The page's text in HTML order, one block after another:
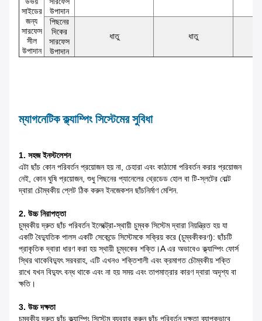
সাইডের
জন্য
সারফেস
সীল
উপাদান
উপাদান
পিছনের
দিকের
সারফেস
উপাদান
ধাতু ধাতু
ম্যাগনেটিক ক্ল্যাম্পিং সিস্টেমের সুবিধা
1. সহজ ইনস্টলেশন
এটা ছাঁচ কোন পরিবর্তন প্রয়োজন হয় না, চেহারা এবং কাঠামো পরিবর্তন করার প্রয়োজন
নেই, কোন ঘুষি প্রয়োজন, শুধু পিছনের প্যানেলের থ্রেডেড হোল বা টি-স্লটের বোল্ট
দ্বারা চৌম্বকীয় প্লেট ঠিক করুনইনজেকশন ছাঁচনির্মাণ মেশিন.
2. উচ্চ নিরাপত্তা
চুম্বকীয় দ্রুত ছাঁচ পরিবর্তন ইলেক্ট্রো-স্থায়ী চুম্বক সিস্টেম দ্বারা নিয়ন্ত্রিত হয় যা
একটিবৈদ্যুতিক পালস একটি সেকেন্ডে সিস্টেমকে সক্রিয় করে (চুম্বকীকরণ): ছাঁচটি
প্রাকৃতিক দ্বারা ধারণ করা হয়স্থায়ী চুম্বকের শক্তি।A এর অভাবেও ক্ল্যাম্পিং ফোর্স
স্থির থাকেবিদ্যুৎ সরবরাহ, এটি এখনও শক্তিশালী এবং ক্রমাগত চৌম্বকীয় শক্তি
রাখে যখন বিদ্যুৎ বন্ধ থাকে এবং না হয় সময় এবং তাপমাত্রার কারণ দ্বারা অদৃশ্য বা
ক্ষতি।
3. উচ্চ দক্ষতা
চুম্বকীয় দ্রুত ছাঁচ ক্ল্যাম্পিং সিস্টেম ব্যবহার করুন ছাঁচ পরিবর্তন দক্ষতা ব্যাপকভাবে